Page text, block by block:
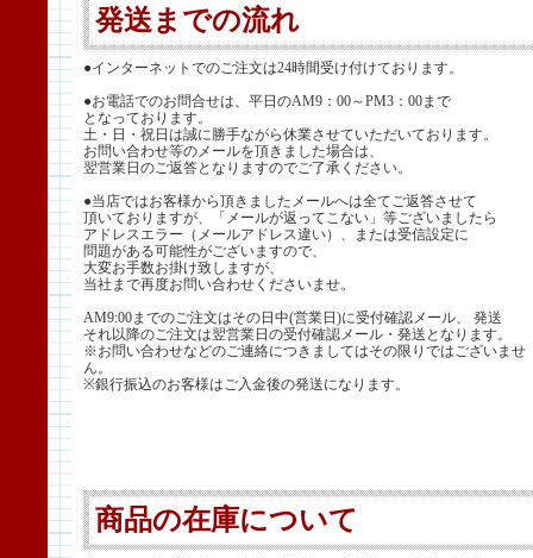
発送までの流れ
●インターネットでのご注文は24時間受け付けております。
●お電話でのお問合せは、平日のAM9：00～PM3：00まで
となっております。
土・日・祝日は誠に勝手ながら休業させていただいております。
お問い合わせ等のメールを頂きました場合は、
翌営業日のご返答となりますのでご了承ください。
●当店ではお客様から頂きましたメールへは全てご返答させて
頂いておりますが、「メールが返ってこない」等ございましたら
アドレスエラー（メールアドレス違い）、または受信設定に
問題がある可能性がございますので、
大変お手数お掛け致しますが、
当社まで再度お問い合わせくださいませ。
AM9:00までのご注文はその日中(営業日)に受付確認メール、 発送
それ以降のご注文は翌営業日の受付確認メール・発送となります。
※お問い合わせなどのご連絡につきましてはその限りではございませ
ん。
※銀行振込のお客様はご入金後の発送になります。
商品の在庫について